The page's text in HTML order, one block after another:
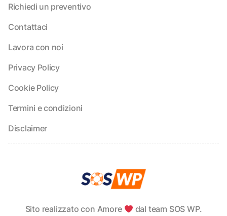
Richiedi un preventivo
Contattaci
Lavora con noi
Privacy Policy
Cookie Policy
Termini e condizioni
Disclaimer
Sito realizzato con Amore dal team SOS WP.